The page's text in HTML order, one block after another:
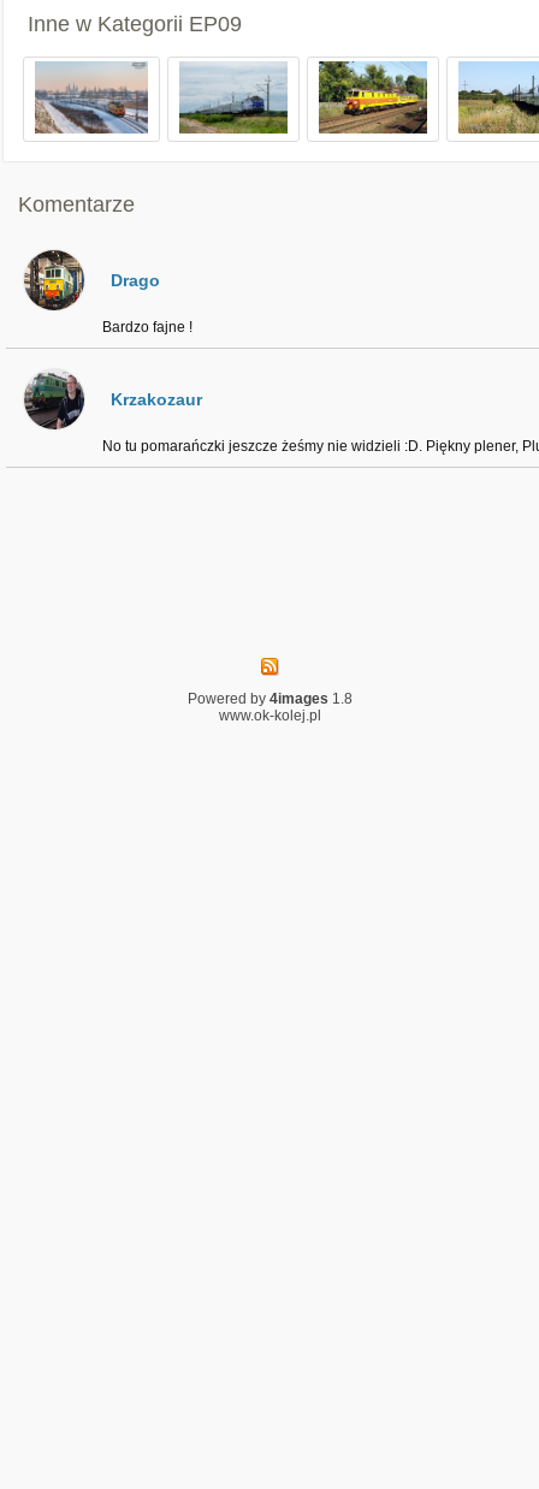
Inne w Kategorii EP09
Komentarze
Drago
Bardzo fajne !
Krzakozaur
No tu pomarańczki jeszcze żeśmy nie widzieli :D. Piękny plener,
Powered by 4images 1.8
www.ok-kolej.pl